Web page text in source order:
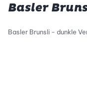
Basler
Basler Brunsli - dunkle